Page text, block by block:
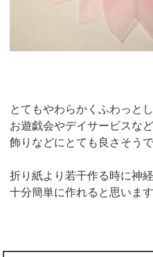
とてもやわらかくふわっと
お遊戯会やデイサービスな
飾りなどにとても良さそうで
折り紙より若干作る時に神
十分簡単に作れると思います